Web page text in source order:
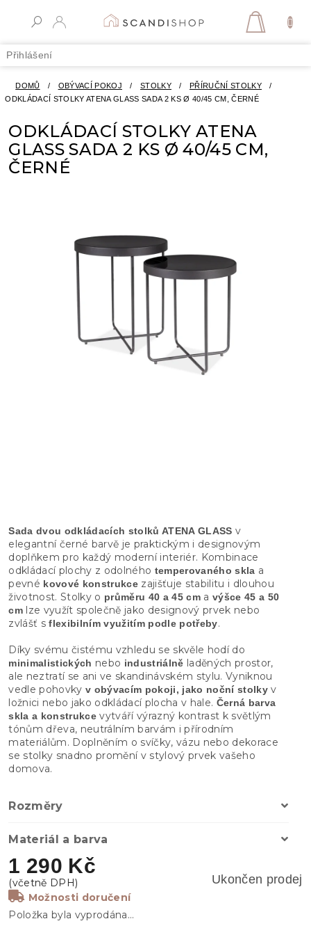
Přihlášení
DOMŮ / OBÝVACÍ POKOJ / STOLKY / PŘÍRUČNÍ STOLKY
/
ODKLÁDACÍ STOLKY ATENA GLASS SADA 2 KS Ø 40/45 CM, ČERNÉ
ODKLÁDACÍ STOLKY ATENA
GLASS SADA 2 KS Ø 40/45 CM,
ČERNÉ
1 290 Kč
Ukončen prodej
Možnosti doručení
Položka byla vyprodána…
Sada dvou odkládacích stolků ATENA GLASS v
elegantní černé barvě je praktickým i designovým
doplňkem pro každý moderní interiér. Kombinace
odkládací plochy z odolného temperovaného skla a
pevné kovové konstrukcezajišťuje stabilitu i dlouhou
životnost. Stolky o průměru 40 a 45 cma výšce 45 a 50
cmlze využít společně jako designový prvek nebo
zvlášť sflexibilním využitím podle potřeby.
Díky svému čistému vzhledu se skvěle hodí do
minimalistických nebo industriálně laděných prostor,
ale neztratí se ani ve skandinávském stylu. Vyniknou
vedle pohovky v obývacím pokoji, jako noční stolkyv
ložnici nebo jako odkládací plocha v hale. Černá barva
skla a konstrukcevytváří výrazný kontrast k světlým
tónům dřeva, neutrálním barvám i přírodním
materiálům. Doplněním o svíčky, vázu nebo dekorace
se stolky snadno promění v stylový prvek vašeho
domova.
Rozměry
Materiál a barva